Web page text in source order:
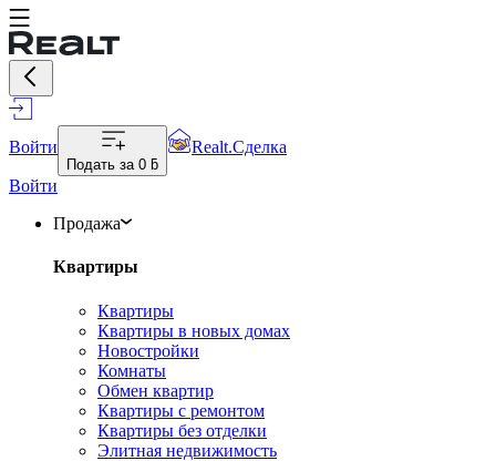
Войти
Подать за 0 ƃ
Realt.Сделка
Войти
Продажа
Квартиры
Квартиры
Квартиры в новых домах
Новостройки
Комнаты
Обмен квартир
Квартиры с ремонтом
Квартиры без отделки
Элитная недвижимость